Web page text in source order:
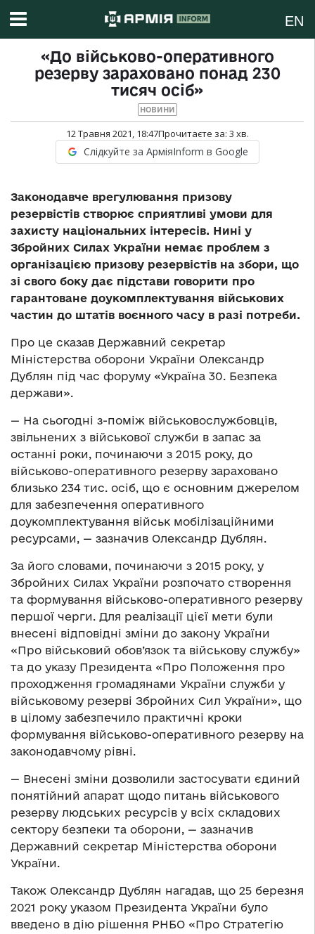
EN
«До військово-оперативного
резерву зараховано понад 230
тисяч осіб»
НОВИНИ
12 Травня 2021, 18:47Прочитаєте за: 3 хв.
Слідкуйте за АрміяInform в Google
Законодавче врегулювання призову
резервістів створює сприятливі умови для
захисту національних інтересів. Нині у
Збройних Силах України немає проблем з
організацією призову резервістів на збори, що
зі свого боку дає підстави говорити про
гарантоване доукомплектування військових
частин до штатів воєнного часу в разі потреби.
Про це сказав Державний секретар
Міністерства оборони України Олександр
Дублян під час форуму «Україна 30. Безпека
держави».
— На сьогодні з-поміж військовослужбовців,
звільнених з військової служби в запас за
останні роки, починаючи з 2015 року, до
військово-оперативного резерву зараховано
близько 234 тис. осіб, що є основним джерелом
для забезпечення оперативного
доукомплектування військ мобілізаційними
ресурсами, — зазначив Олександр Дублян.
За його словами, починаючи з 2015 року, у
Збройних Силах України розпочато створення
та формування військово-оперативного резерву
першої черги. Для реалізації цієї мети були
внесені відповідні зміни до закону України
«Про військовий обов’язок та військову службу»
та до указу Президента «Про Положення про
проходження громадянами України служби у
військовому резерві Збройних Сил України», що
в цілому забезпечило практичні кроки
формування військово-оперативного резерву на
законодавчому рівні.
— Внесені зміни дозволили застосувати єдиний
понятійний апарат щодо питань військового
резерву людських ресурсів у всіх складових
сектору безпеки та оборони, — зазначив
Державний секретар Міністерства оборони
України.
Також Олександр Дублян нагадав, що 25 березня
2021 року указом Президента України було
введено в дію рішення РНБО «Про Стратегію